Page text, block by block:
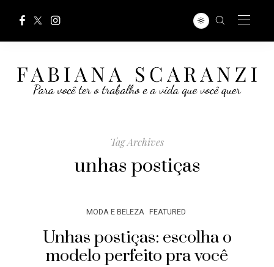
Tag Archives
unhas postiças
MODA E BELEZA FEATURED
Unhas postiças: escolha o
modelo perfeito pra você